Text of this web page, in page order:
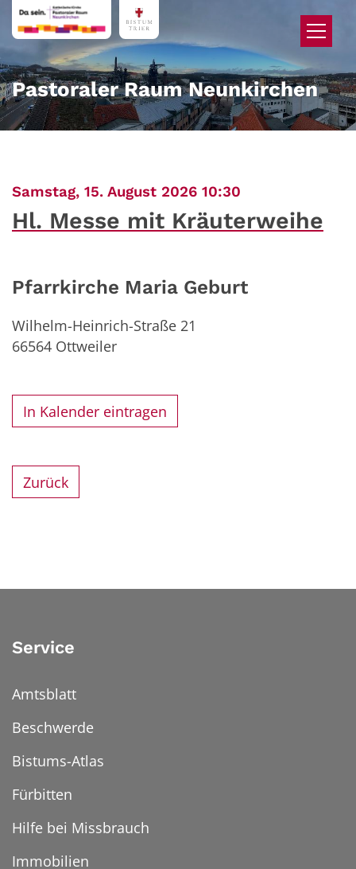
Zum Inhalt springen
Pastoraler Raum Neunkirchen
Samstag, 15. August 2026 10:30
Hl. Messe mit Kräuterweihe
Pfarrkirche Maria Geburt
Wilhelm-Heinrich-Straße 21
66564 Ottweiler
In Kalender eintragen
Zurück
Service
Amtsblatt
Beschwerde
Bistums-Atlas
Fürbitten
Hilfe bei Missbrauch
Immobilien